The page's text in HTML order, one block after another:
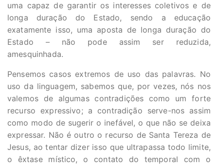
uma capaz de garantir os interesses coletivos e de
longa duração do Estado, sendo a educação
exatamente isso, uma aposta de longa duração do
Estado – não pode assim ser reduzida,
amesquinhada.
Pensemos casos extremos de uso das palavras. No
uso da linguagem, sabemos que, por vezes, nós nos
valemos de algumas contradições como um forte
recurso expressivo; a contradição serve-nos assim
como modo de sugerir o inefável, o que não se deixa
expressar. Não é outro o recurso de Santa Tereza de
Jesus, ao tentar dizer isso que ultrapassa todo limite,
o êxtase místico, o contato do temporal com o